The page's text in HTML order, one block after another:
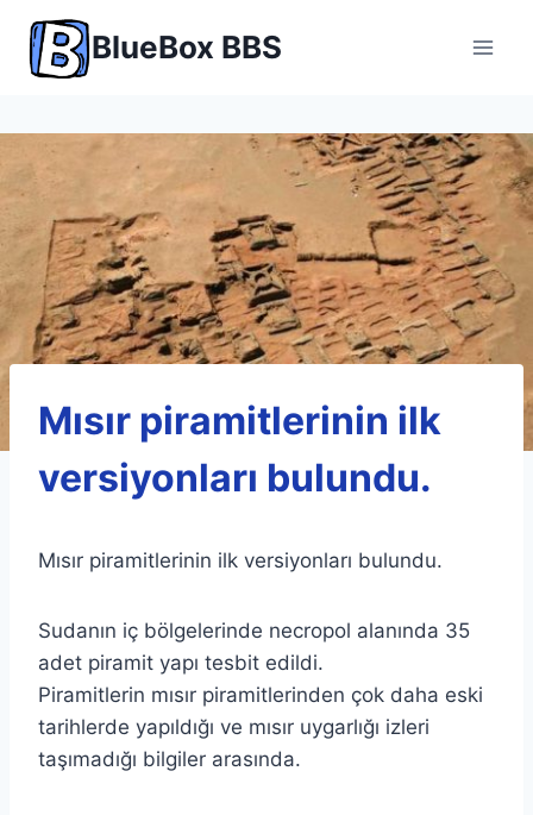
content
BlueBox BBS
Mısır piramitlerinin ilk
versiyonları bulundu.
Mısır piramitlerinin ilk versiyonları bulundu.
Sudanın iç bölgelerinde necropol alanında 35
adet piramit yapı tesbit edildi.
Piramitlerin mısır piramitlerinden çok daha eski
tarihlerde yapıldığı ve mısır uygarlığı izleri
taşımadığı bilgiler arasında.